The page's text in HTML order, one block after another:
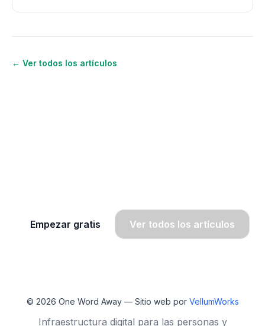
← Ver todos los artículos
Empezar gratis Ver todos los artículos
© 2026 One Word Away— Sitio web por VellumWorks
Infraestructura digital para las personas y